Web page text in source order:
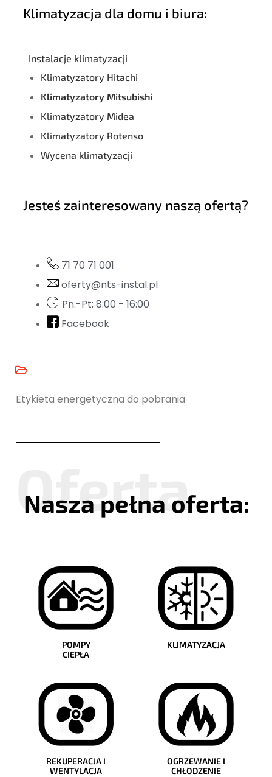
Klimatyzacja dla domu i biura:
Instalacje klimatyzacji
Klimatyzatory Hitachi
Klimatyzatory Mitsubishi
Klimatyzatory Midea
Klimatyzatory Rotenso
Wycena klimatyzacji
Jesteś zainteresowany naszą ofertą?
71 70 71 001
oferty@nts-instal.pl
Pn.-Pt: 8:00 - 16:00
Facebook
Etykieta energetyczna do pobrania
Nasza pełna oferta:
POMPY
CIEPŁA
KLIMATYZACJA
REKUPERACJA I
WENTYLACJA
OGRZEWANIE I
CHŁODZENIE